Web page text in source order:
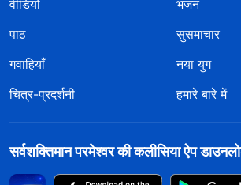
वीडियो
भजन
पाठ
सुसमाचार
गवाहियाँ
नया युग
चित्र-प्रदर्शनी
हमारे बारे में
सर्वशक्तिमान परमेश्वर की कलीसिया ऐप